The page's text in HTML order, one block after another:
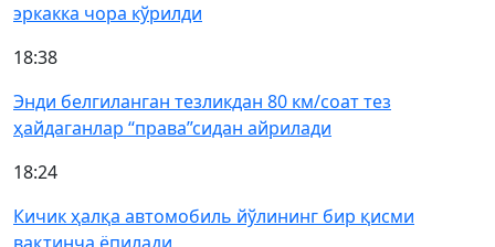
эркакка чора кўрилди
18:38
Энди белгиланган тезликдан 80 км/соат тез
ҳайдаганлар “права”сидан айрилади
18:24
Кичик ҳалқа автомобиль йўлининг бир қисми